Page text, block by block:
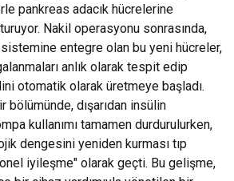
pankreas adacık hücrelerine
Nakil operasyonu sonrasında,
sistemine entegre olan bu yeni hücreler,
anlık olarak tespit edip
otomatik olarak üretmeye başladı.
bölümünde, dışarıdan insülin
kullanımı tamamen durdurulurken,
dengesini yeniden kurması tıp
iyileşme" olarak geçti. Bu gelişme,